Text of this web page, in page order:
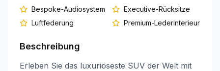
Bespoke-Audiosystem
Executive-Rücksitze
Luftfederung
Premium-Lederinterieur
Beschreibung
Erleben Sie das luxuriöseste SUV der Welt mit